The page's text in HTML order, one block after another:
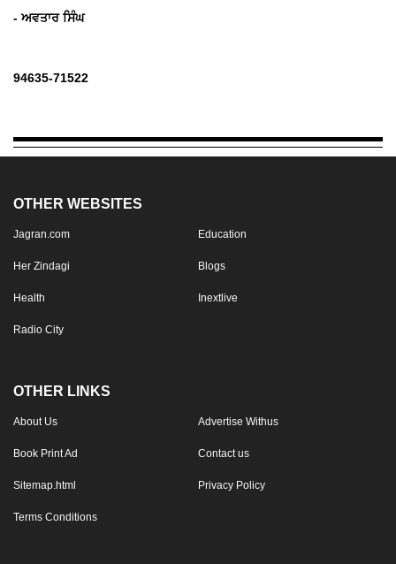
- ਅਵਤਾਰ ਸਿੰਘ
94635-71522
OTHER WEBSITES
Jagran.com Education
Her Zindagi Blogs
Health Inextlive
Radio City
OTHER LINKS
About Us Advertise Withus
Book Print Ad Contact us
Sitemap.html Privacy Policy
Terms Conditions